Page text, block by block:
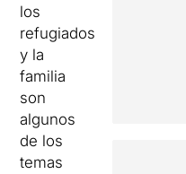
los
refugiados
y la
familia
son
algunos
de los
temas